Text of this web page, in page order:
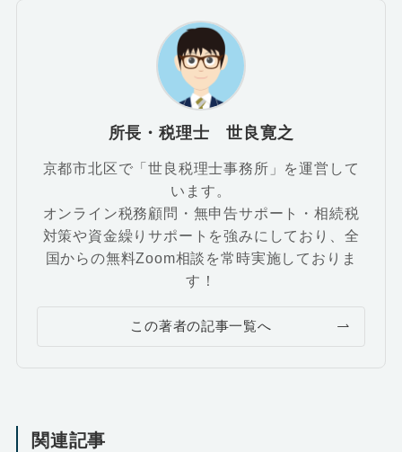
所長・税理士 世良寛之
京都市北区で「世良税理士事務所」を運営して
います。
オンライン税務顧問・無申告サポート・相続税
対策や資金繰りサポートを強みにしており、全
国からの無料Zoom相談を常時実施しておりま
す！
この著者の記事一覧へ
関連記事